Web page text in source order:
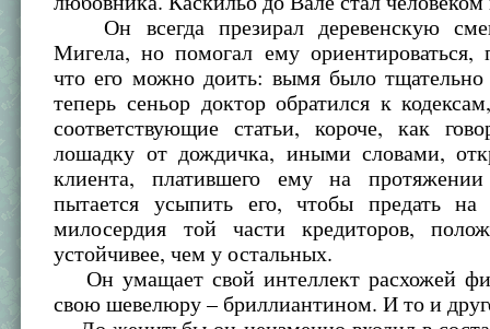
Он всегда презирал деревенскую
Мигела, но помогал ему ориентироваться,
что его можно доить: вымя было
теперь сеньор доктор обратился к
соответствующие статьи, короче, как
лошадку от дождичка, иными словами,
клиента, платившего ему на
пытается усыпить его, чтобы предать
милосердия той части кредиторов,
устойчивее, чем у остальных.
Он умащает свой интеллект расхожей
свою шевелюру – бриллиантином. И то и